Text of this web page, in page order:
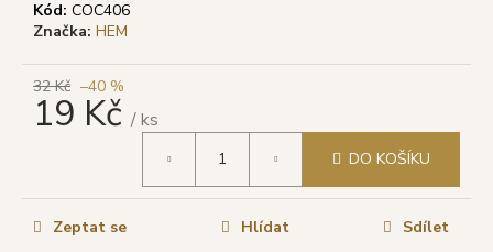
Kód: COC406
Značka: HEM
32 Kč –40 %
19 Kč / ks
DO KOŠÍKU
Zeptat se Hlídat Sdílet
č
u